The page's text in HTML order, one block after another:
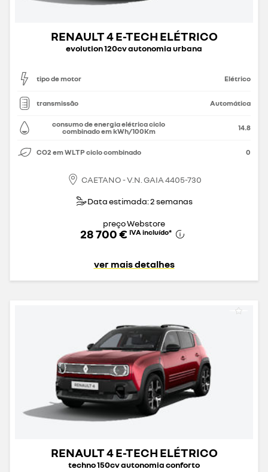
RENAULT 4 E-TECH ELÉTRICO
evolution 120cv autonomia urbana
tipo de motor Elétrico
transmissão Automática
consumo de energia elétrica ciclo
combinado em kWh/100Km
14.8
CO2 em WLTP ciclo combinado 0
CAETANO - V.N. GAIA 4405-730
Data estimada: 2 semanas
preço Webstore
28 700 € IVA incluído*
ver mais detalhes
RENAULT 4 E-TECH ELÉTRICO
techno 150cv autonomia conforto